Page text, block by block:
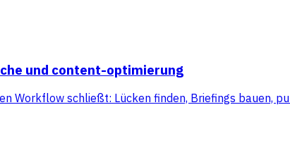
und content-optimierung
Workflow schließt: Lücken finden, Briefings bauen,